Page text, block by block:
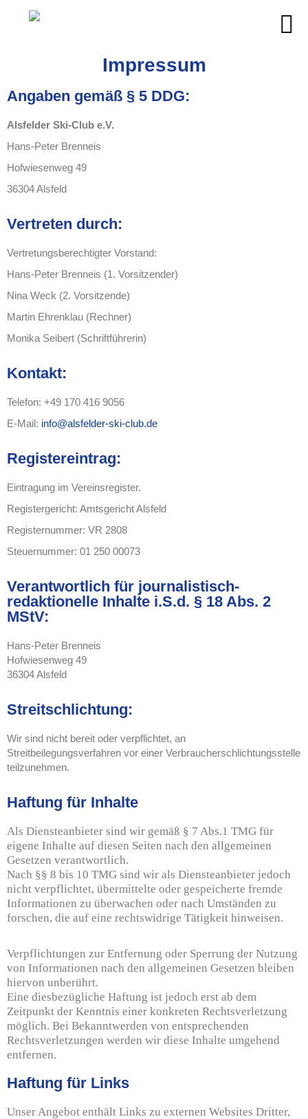
Impressum
Angaben gemäß § 5 DDG:
Alsfelder Ski-Club e.V.
Hans-Peter Brenneis
Hofwiesenweg 49
36304 Alsfeld
Vertreten durch:
Vertretungsberechtigter Vorstand:
Hans-Peter Brenneis (1. Vorsitzender)
Nina Weck (2. Vorsitzende)
Martin Ehrenklau (Rechner)
Monika Seibert (Schriftführerin)
Kontakt:
Telefon: +49 170 416 9056
E-Mail: info@alsfelder-ski-club.de
Registereintrag:
Eintragung im Vereinsregister.
Registergericht: Amtsgericht Alsfeld
Registernummer: VR 2808
Steuernummer: 01 250 00073
Verantwortlich für journalistisch-
redaktionelle Inhalte i.S.d. § 18 Abs. 2
MStV:
Hans-Peter Brenneis
Hofwiesenweg 49
36304 Alsfeld
Streitschlichtung:
Wir sind nicht bereit oder verpflichtet, an
Streitbeilegungsverfahren vor einer Verbraucherschlichtungsstelle
teilzunehmen.
Haftung für Inhalte
Als Diensteanbieter sind wir gemäß § 7 Abs.1 TMG für
eigene Inhalte auf diesen Seiten nach den allgemeinen
Gesetzen verantwortlich.
Nach §§ 8 bis 10 TMG sind wir als Diensteanbieter jedoch
nicht verpflichtet, übermittelte oder gespeicherte fremde
Informationen zu überwachen oder nach Umständen zu
forschen, die auf eine rechtswidrige Tätigkeit hinweisen.
Verpflichtungen zur Entfernung oder Sperrung der Nutzung
von Informationen nach den allgemeinen Gesetzen bleiben
hiervon unberührt.
Eine diesbezügliche Haftung ist jedoch erst ab dem
Zeitpunkt der Kenntnis einer konkreten Rechtsverletzung
möglich. Bei Bekanntwerden von entsprechenden
Rechtsverletzungen werden wir diese Inhalte umgehend
entfernen.
Haftung für Links
Unser Angebot enthält Links zu externen Websites Dritter,